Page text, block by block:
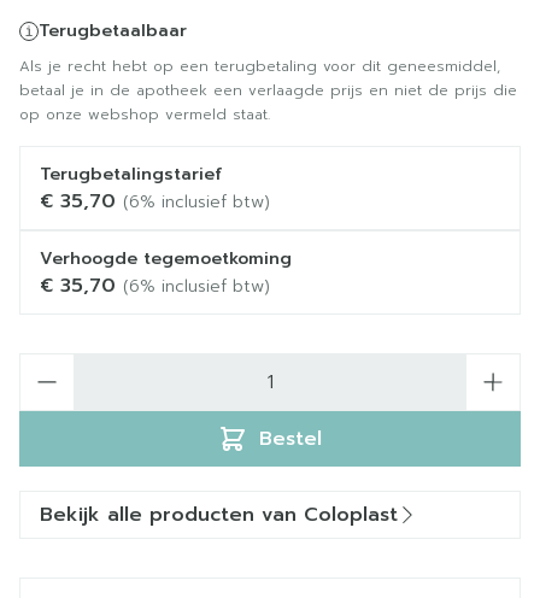
Terugbetaalbaar
Als je recht hebt op een terugbetaling voor dit geneesmiddel,
betaal je in de apotheek een verlaagde prijs en niet de prijs die
op onze webshop vermeld staat.
Terugbetalingstarief
€ 35,70 (6% inclusief btw)
Verhoogde tegemoetkoming
€ 35,70 (6% inclusief btw)
Bestel
Bekijk alle producten van Coloplast